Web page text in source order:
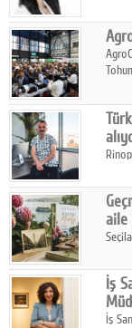
biri
aile
İş
İş